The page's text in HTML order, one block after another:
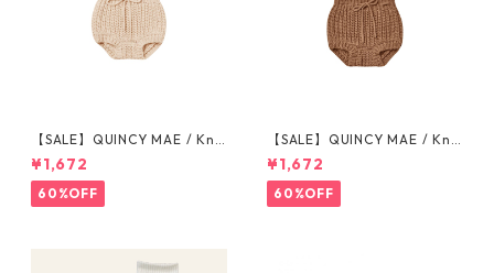
【SALE】QUINCY MAE / Knit
Tie Bloomer (12-18M/18-24
M/2-3Y)
¥1,672
60%OFF
【SALE】QUINCY MAE / Knit
Tie Bloomer (12-18M/18-24
M/2-3Y)
¥1,672
60%OFF